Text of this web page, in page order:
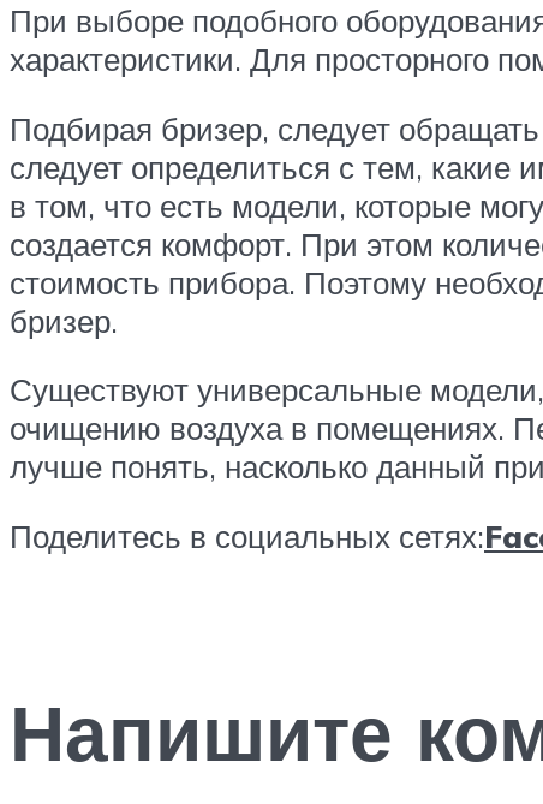
При выборе подобного
характеристики. Для просторного
Подбирая бризер, следует
следует определиться с тем,
в том, что есть модели, которые
создается комфорт. При этом
стоимость прибора. Поэтому
бризер.
Существуют универсальные
очищению воздуха в помещениях.
лучше понять, насколько данный
Поделитесь в социальных сетях:
Напишите